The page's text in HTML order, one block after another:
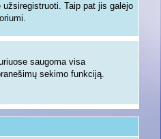
Taip pat jis galėjo
saugoma visa
sekimo funkciją.